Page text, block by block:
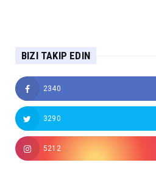
BIZI TAKIP EDIN
2340
3290
5212